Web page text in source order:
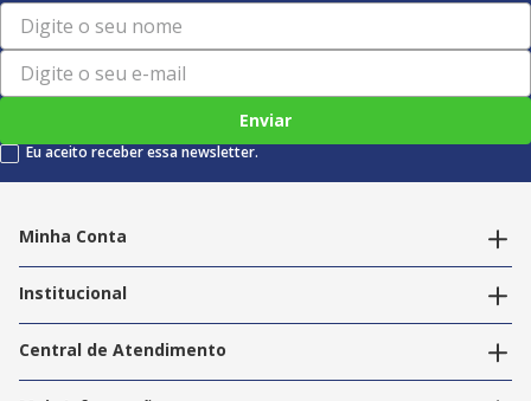
Enviar
Eu aceito receber essa newsletter.
Minha Conta
Editar endereços
Institucional
Nossas Lojas
Central de Atendimento
Política de Privacidade